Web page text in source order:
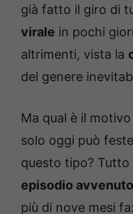
già fatto il giro di
virale in pochi
altrimenti, vista la
del genere
Ma qual è il
solo oggi può
questo tipo? Tutto
episodio
più di nove mesi